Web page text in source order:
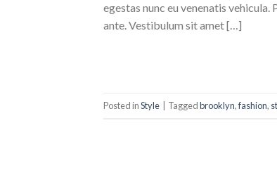
egestas nunc eu venenatis
ante. Vestibulum sit amet […]
Posted inStyle Taggedbrooklyn,fashion,